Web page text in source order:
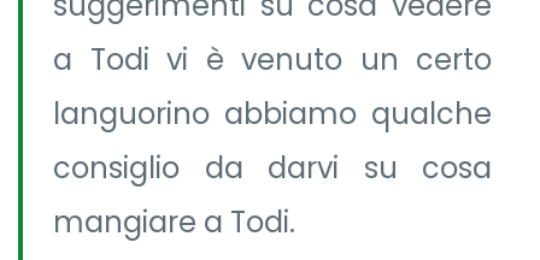
a Todi vi è venuto un certo
languorino abbiamo qualche
consiglio da darvi su cosa
mangiare a Todi.